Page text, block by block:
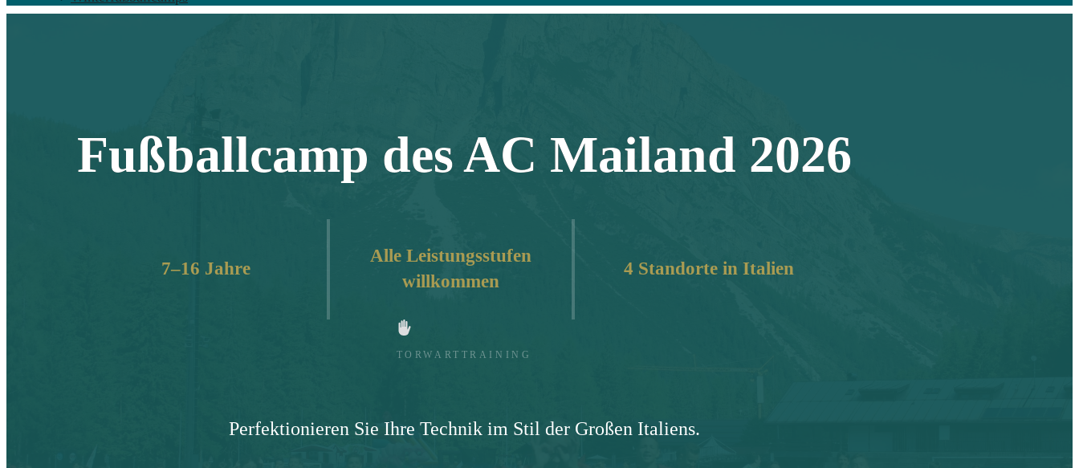
Fußballcamp des AC Mailand 2026
7–16 Jahre
Alle Leistungsstufen
willkommen
4 Standorte in Italien
TORWARTTRAINING
Perfektionieren Sie Ihre Technik im Stil der Großen Italiens.